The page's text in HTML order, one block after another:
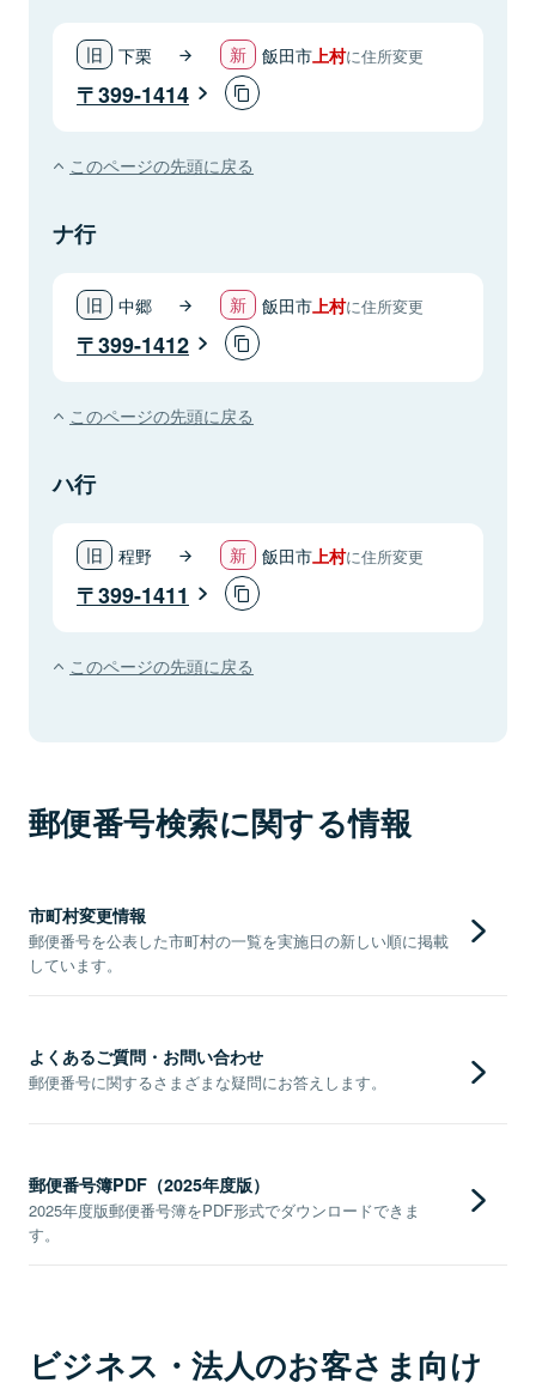
下栗 飯田市上村に住所変更
399-1414
このページの先頭に戻る
ナ行
中郷 飯田市上村に住所変更
399-1412
このページの先頭に戻る
ハ行
程野 飯田市上村に住所変更
399-1411
このページの先頭に戻る
郵便番号検索に関する情報
市町村変更情報
郵便番号を公表した市町村の一覧を実施日の新しい順に掲載
しています。
よくあるご質問・お問い合わせ
郵便番号に関するさまざまな疑問にお答えします。
郵便番号簿PDF（2025年度版）
2025年度版郵便番号簿をPDF形式でダウンロードできま
す。
ビジネス・法人のお客さま向け